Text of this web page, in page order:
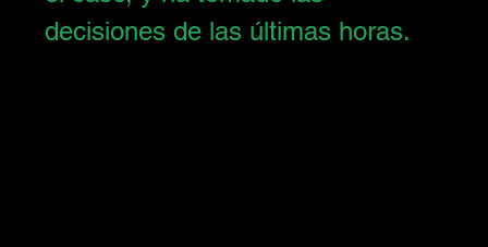
decisiones de las últimas horas.